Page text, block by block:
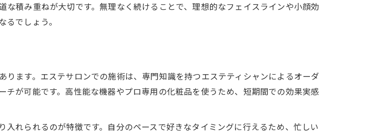
積み重ねが大切です。無理なく続けることで、理想的なフェイスラインや小顔効
でしょう。
ます。エステサロンでの施術は、専門知識を持つエステティシャンによるオーダ
が可能です。高性能な機器やプロ専用の化粧品を使うため、短期間での効果実感
れられるのが特徴です。自分のペースで好きなタイミングに行えるため、忙しい